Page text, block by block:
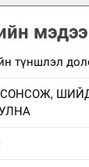
мэдээ
түншлэл
СОНСОЖ,